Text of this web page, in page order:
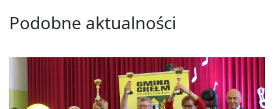
Podobne aktualności